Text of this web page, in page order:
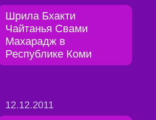
Шрила Бхакти
Чайтанья Свами
Махарадж в
Республике Коми
12.12.2011